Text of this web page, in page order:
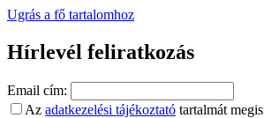
Ugrás a fő tartalomhoz
Hírlevél feliratkozás
Email cím:
Az adatkezelési tájékoztató tartalmát